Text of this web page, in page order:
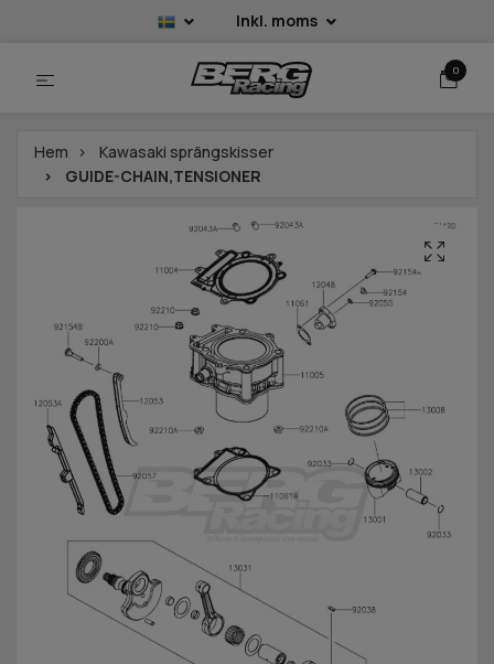
Inkl. moms
0
Hem
Kawasaki sprängskisser
GUIDE-CHAIN,TENSIONER